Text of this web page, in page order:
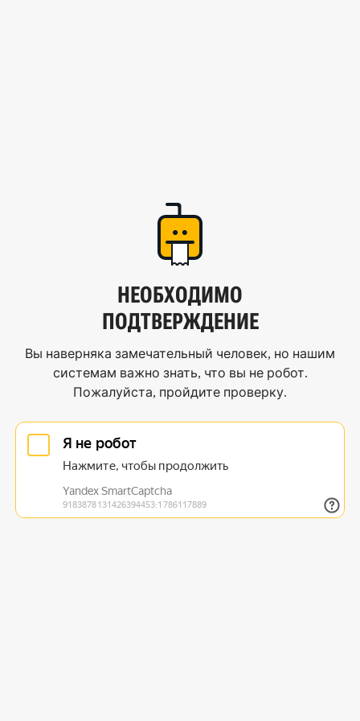
НЕОБХОДИМО
ПОДТВЕРЖДЕНИЕ
Вы наверняка замечательный человек, но нашим
системам важно знать, что вы не робот.
Пожалуйста, пройдите проверку.